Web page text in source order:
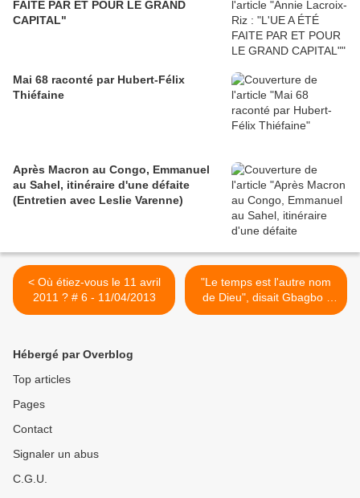
FAITE PAR ET POUR LE GRAND
CAPITAL"
Mai 68 raconté par Hubert-Félix
Thiéfaine
Après Macron au Congo, Emmanuel
au Sahel, itinéraire d'une défaite
(Entretien avec Leslie Varenne)
< Où étiez-vous le 11 avril
2011 ? # 6 - 11/04/2013
"Le temps est l'autre nom
de Dieu", disait Gbagbo -
par Bernard Houdin >
Hébergé par Overblog
Top articles
Pages
Contact
Signaler un abus
C.G.U.